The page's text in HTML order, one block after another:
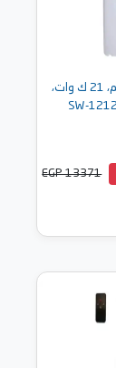
سخان كهرباء فورى سيم، 21 ك وات،
EGP 13371